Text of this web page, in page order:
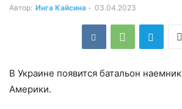
Автор: Инга Кайсина - 03.04.2023
В Украине появится батальон
Америки.